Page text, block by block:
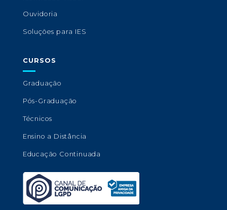
Ouvidoria
Soluções para IES
CURSOS
Graduação
Pós-Graduação
Técnicos
Ensino a Distância
Educação Continuada